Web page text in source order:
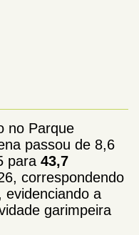
no Parque
passou de 8,6
para 43,7
correspondendo
evidenciando a
garimpeira